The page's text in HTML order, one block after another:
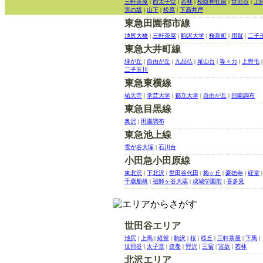
三軒茶屋 | 西太子堂 | 若林 | 松陰神社前 | 世田谷 | 上
宮の坂 | 山下 | 松原 | 下高井戸
東急田園都市線
池尻大橋 | 三軒茶屋 | 駒沢大学 | 桜新町 | 用賀 | 二子
東急大井町線
緑が丘 | 自由が丘 | 九品仏 | 尾山台 | 等々力 | 上野毛 |
二子玉川
東急東横線
祐天寺 | 学芸大学 | 都立大学 | 自由が丘 | 田園調布
東急目黒線
奥沢 | 田園調布
東急池上線
雪が谷大塚 | 石川台
小田急小田原線
東北沢 | 下北沢 | 世田谷代田 | 梅ヶ丘 | 豪徳寺 | 経堂 |
千歳船橋 | 祖師ヶ谷大蔵 | 成城学園前 | 喜多見
世田谷エリア
池尻 | 上馬 | 経堂 | 駒沢 | 桜 | 桜丘 | 三軒茶屋 | 下馬 |
世田谷 | 太子堂 | 弦巻 | 野沢 | 三宿 | 宮坂 | 若林
北沢エリア